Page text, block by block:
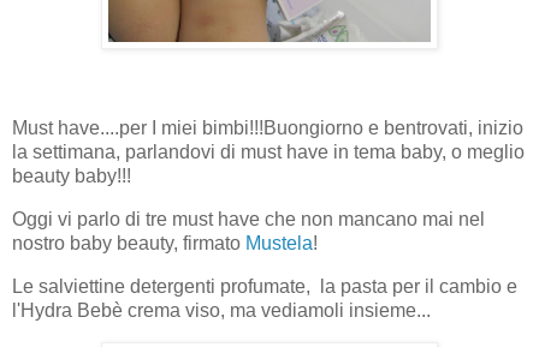
Must have....per I miei bimbi!!!Buongiorno e bentrovati, inizio
la settimana, parlandovi di must have in tema baby, o meglio
beauty baby!!!
Oggi vi parlo di tre must have che non mancano mai nel
nostro baby beauty, firmato Mustela!
Le salviettine detergenti profumate, la pasta per il cambio e
l'Hydra Bebè crema viso, ma vediamoli insieme...